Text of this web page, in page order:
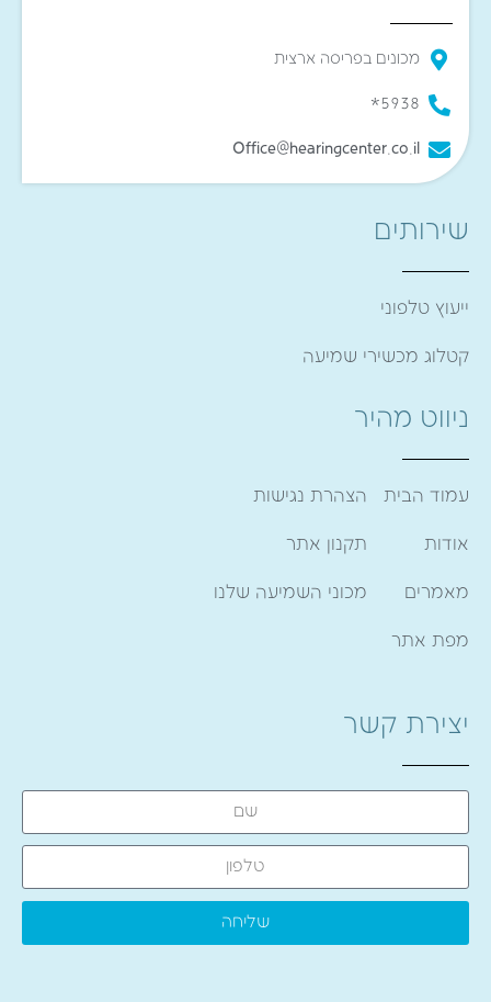
מכונים בפריסה ארצית
5938*
Office@hearingcenter.co.il
שירותים
ייעוץ טלפוני
קטלוג מכשירי שמיעה
ניווט מהיר
עמוד הבית
אודות
מאמרים
מפת אתר
הצהרת נגישות
תקנון אתר
מכוני השמיעה שלנו
יצירת קשר
שליחה